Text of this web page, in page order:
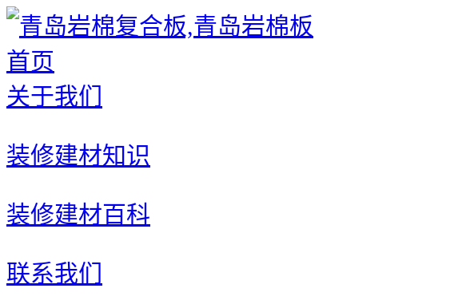
首页
关于我们
装修建材知识
装修建材百科
联系我们